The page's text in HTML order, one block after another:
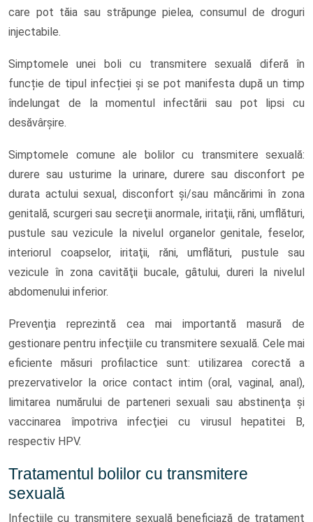
care pot tăia sau străpunge pielea, consumul de droguri
injectabile.
Simptomele unei boli cu transmitere sexuală diferă în
funcție de tipul infecției și se pot manifesta după un timp
îndelungat de la momentul infectării sau pot lipsi cu
desăvârșire.
Simptomele comune ale bolilor cu transmitere sexuală:
durere sau usturime la urinare, durere sau disconfort pe
durata actului sexual, disconfort şi/sau mȃncărimi în zona
genitală, scurgeri sau secreţii anormale, iritaţii, răni, umflături,
pustule sau vezicule la nivelul organelor genitale, feselor,
interiorul coapselor, iritaţii, răni, umflături, pustule sau
vezicule în zona cavităţii bucale, gȃtului, dureri la nivelul
abdomenului inferior.
Prevenţia reprezintă cea mai importantă masură de
gestionare pentru infecţiile cu transmitere sexuală. Cele mai
eficiente măsuri profilactice sunt: utilizarea corectă a
prezervativelor la orice contact intim (oral, vaginal, anal),
limitarea numărului de parteneri sexuali sau abstinenţa şi
vaccinarea împotriva infecţiei cu virusul hepatitei B,
respectiv HPV.
Tratamentul bolilor cu transmitere
sexuală
Infecţiile cu transmitere sexuală beneficiază de tratament